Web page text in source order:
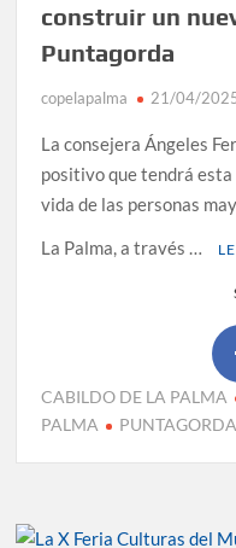
construir un
Puntagorda
copelapalma 21/04/
La consejera Ángeles
positivo que tendrá
vida de las personas
La Palma, a través …
CABILDO DE LA PALMA
PALMA
PUNTAGORDA